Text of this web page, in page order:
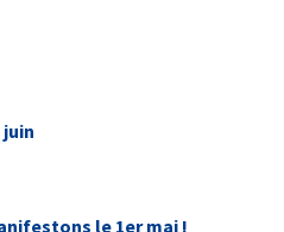
le 1er mai !